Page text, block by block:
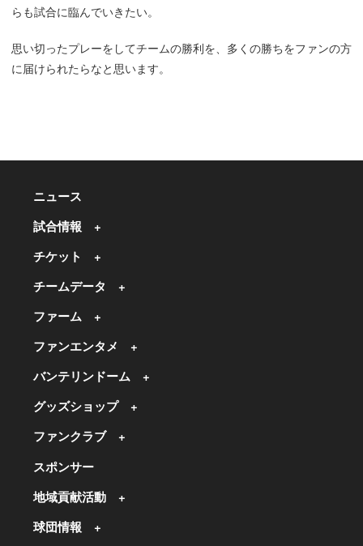
らも試合に臨んでいきたい。
思い切ったプレーをしてチームの勝利を、多くの勝ちをファンの方
に届けられたらなと思います。
ニュース
試合情報
チケット
チームデータ
ファーム
ファンエンタメ
バンテリンドーム
グッズショップ
ファンクラブ
スポンサー
地域貢献活動
球団情報